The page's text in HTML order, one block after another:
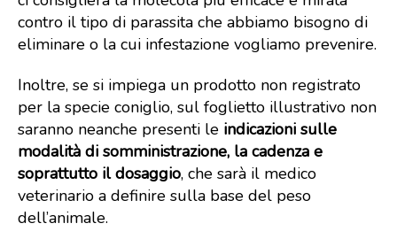
contro il tipo di parassita che abbiamo bisogno di
eliminare o la cui infestazione vogliamo prevenire.
Inoltre, se si impiega un prodotto non registrato
per la specie coniglio, sul foglietto illustrativo non
saranno neanche presenti le indicazioni sulle
modalità di somministrazione, la cadenza e
soprattutto il dosaggio, che sarà il medico
veterinario a definire sulla base del peso
dell’animale.